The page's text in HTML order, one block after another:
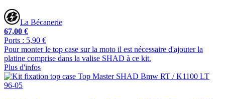
La Bécanerie
67,00 €
Ports : 5,90 €
Pour monter le top case sur la moto il est nécessaire d'ajouter la
platine comprise dans la valise SHAD à ce kit.
Plus d'infos